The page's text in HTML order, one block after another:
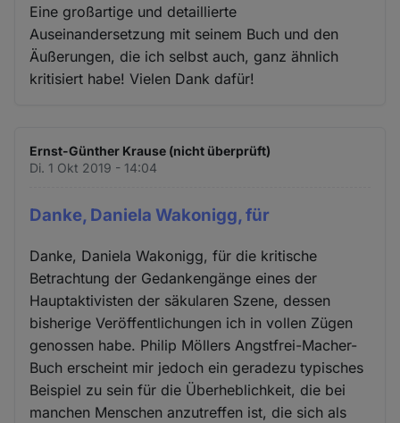
Eine großartige und detaillierte
Auseinandersetzung mit seinem Buch und den
Äußerungen, die ich selbst auch, ganz ähnlich
kritisiert habe! Vielen Dank dafür!
Ernst-Günther Krause (nicht überprüft)
Di. 1 Okt 2019 - 14:04
Danke, Daniela Wakonigg, für
Danke, Daniela Wakonigg, für die kritische
Betrachtung der Gedankengänge eines der
Hauptaktivisten der säkularen Szene, dessen
bisherige Veröffentlichungen ich in vollen Zügen
genossen habe. Philip Möllers Angstfrei-Macher-
Buch erscheint mir jedoch ein geradezu typisches
Beispiel zu sein für die Überheblichkeit, die bei
manchen Menschen anzutreffen ist, die sich als